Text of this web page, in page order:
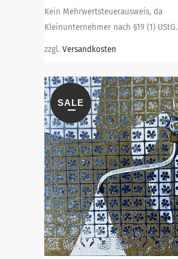
Kein Mehrwertsteuerausweis, da
Kleinunternehmer nach §19 (1) UStG.
zzgl. Versandkosten
SALE